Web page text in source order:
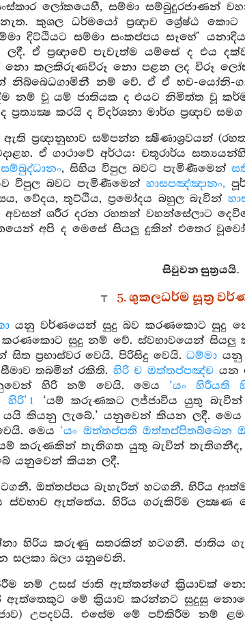
ලෝකයෙහී, සම්මා සම්බුදුරජාණන්
කුශල ධර්මයෝ ප්‍රඥාව ශ්‍රේෂ්ඨ
දිට්ඨියට සම්මා සංකප්පය සෑහේ’
ලදී. ඒ ප්‍රඥාවේ පැවැත්ම යම්සේ ද එය
නො කලකිරුණවිරූ නො පළන ලද විරූ
නිබ්බෙධගාමිනී නම් වේ. ඒ ඒ භව-යෝනි-
නම් වූ යම් ජාතියක ද එයට නිමිත්ත වූ
කරයි ද විදර්ශනා මාර්ග ප්‍රඥාව
ප්‍රඥානුභාව සම්පන්න ක්‍ෂීණාශ්‍රවයන්
ඒ ගාථාවේ අර්ථය: චතුරාර්ය
සම්බුද්ධානං, සිහිය විපුල බවට පැමිණීමෙන්
විපුල බවට පැමිණීමෙන් හාසපඤ්ඤානං,
වේදය, තුට්ඨිය, ප්‍රමෝදය බහුල බැවින්
අවසන් ශරීර දරන රහතන් වහන්සේලාට
අපි ද මෙසේ සියලු දුකින් එතෙර
සිවුවන සුත්‍රයයි.
5. ශුකලධර්ම සූත්‍ර
යනු වර්ණයෙන් සුදු බව කරණකොට සුදු
සුදු නම් වේ. ස්වභාවයෙන් සියලු
ප්‍රභාස්වර වෙයි. පිරිසිදු වෙයි.ධම්මා යනු
තබමින් රකිති. හිරි ච ඔත්තප්පඤ්චයන
හිරි නම් වෙයි. මෙය ‘යං හිරීයති
හිරි’ 1
‘යම් කරුණකට ලජ්ජාවිය යුතු
යයි කියනු ලැබේ.’ යනුවෙන් කියන ලදී.
මෙය ‘යං ඔත්තප්පති ඔත්තප්පිතබ්බෙන
කරුණකින් තැතිගත යුතු බැවින් තැතිගනීද,
යනුවෙන් කියන ලදී.
ඔත්තප්පය බැහැරින් හටගනී. හිරිය
ඇත්තේය. හිරිය ගරුකිරිම ලක්‍ෂණ
හිරිය කරුණු සතරකින් හටගනී. ජාතිය
සලකා බලා යනුවෙනි.
නම් උසස් ජාති ඇත්තන්ගේ ක්‍රියාවක්
ඇත්තෙකුට මේ ක්‍රියාව කරන්නට සුදුසු
උපදවයි. එසේම මේ පව්කිරීම නම්